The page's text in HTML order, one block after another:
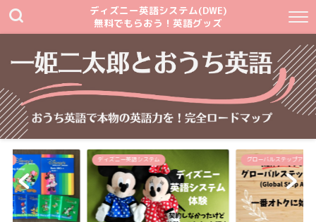
ディズニー英語システム(DWE)
無料でもらおう！英語グッズ
ディズニー英語システム グローバルステップアカデ